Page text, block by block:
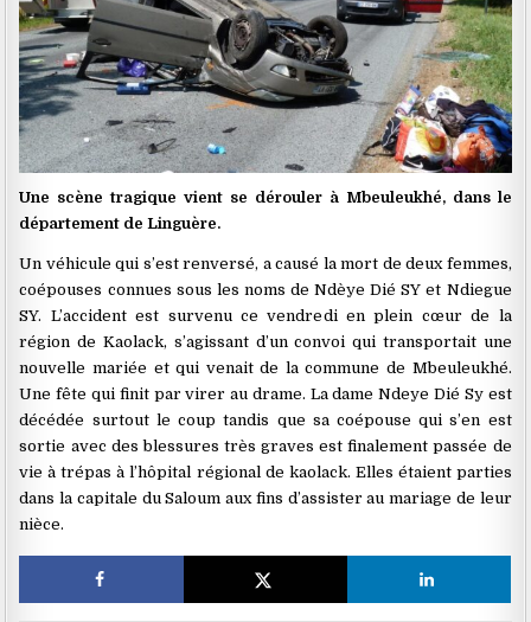
Une scène tragique vient se dérouler à Mbeuleukhé, dans le
département de Linguère.
Un véhicule qui s’est renversé, a causé la mort de deux femmes,
coépouses connues sous les noms de Ndèye Dié SY et Ndiegue
SY. L’accident est survenu ce vendredi en plein cœur de la
région de Kaolack, s’agissant d’un convoi qui transportait une
nouvelle mariée et qui venait de la commune de Mbeuleukhé.
Une fête qui finit par virer au drame. La dame Ndeye Dié Sy est
décédée surtout le coup tandis que sa coépouse qui s’en est
sortie avec des blessures très graves est finalement passée de
vie à trépas à l’hôpital régional de kaolack. Elles étaient parties
dans la capitale du Saloum aux fins d’assister au mariage de leur
nièce.